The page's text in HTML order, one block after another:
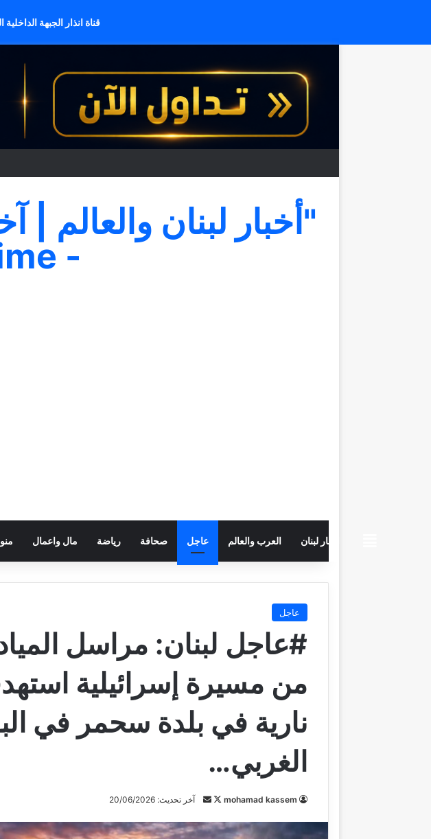
قناة انذار الجبهة
"أخبار لبنان والعالم |
- BeirutTime"
beiruttime
اخبار لبنان العرب والعالم عاجل صحافة رياضة مال واعمال
عاجل
#عاجل لبنان: مراسل
من مسيرة إسرائيلية
نارية في بلدة سحمر في
الغربي…
mohamad kassem
ت
ب س
آخر تحديث: 20/06/2026